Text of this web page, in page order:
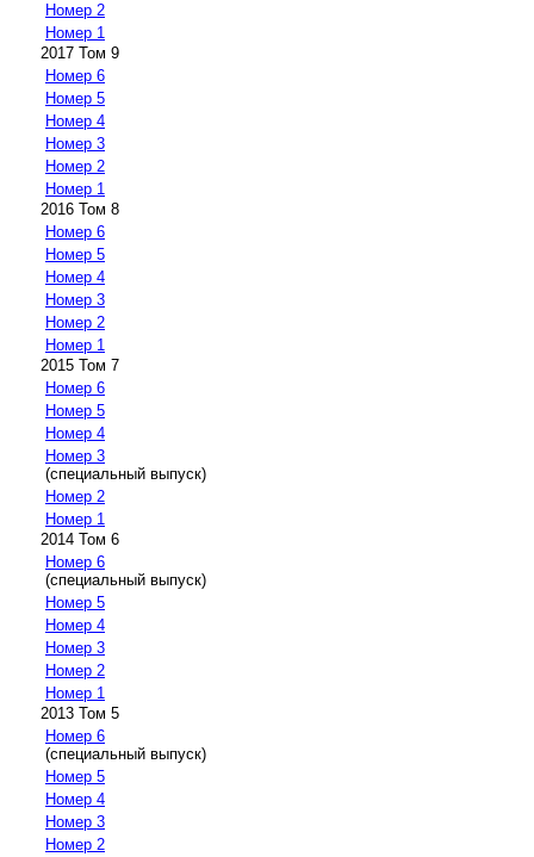
Номер 2
Номер 1
2017 Том 9
Номер 6
Номер 5
Номер 4
Номер 3
Номер 2
Номер 1
2016 Том 8
Номер 6
Номер 5
Номер 4
Номер 3
Номер 2
Номер 1
2015 Том 7
Номер 6
Номер 5
Номер 4
Номер 3
(специальный выпуск)
Номер 2
Номер 1
2014 Том 6
Номер 6
(специальный выпуск)
Номер 5
Номер 4
Номер 3
Номер 2
Номер 1
2013 Том 5
Номер 6
(специальный выпуск)
Номер 5
Номер 4
Номер 3
Номер 2